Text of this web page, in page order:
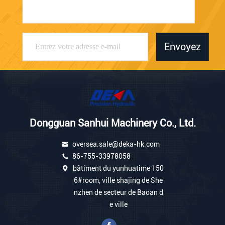
Envoyez
Dongguan Sanhui Machinery Co., Ltd.
oversea.sale@deka-hk.com
86-755-33978058
bâtiment du yunhuatime 150
6#room, ville shajing de She
nzhen de secteur de Baoan d
e ville